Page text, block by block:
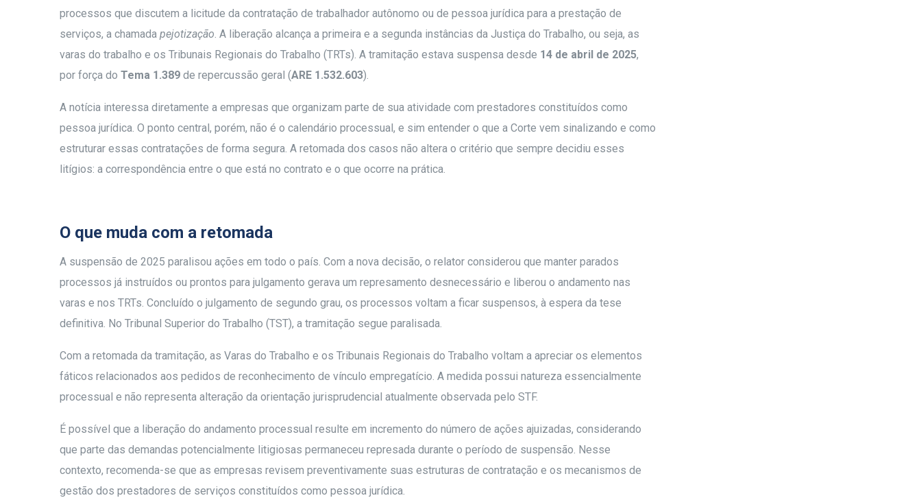
processos que discutem a licitude da contratação de trabalhador autônomo ou de pessoa jurídica para a prestação de
serviços, a chamada pejotização . A liberação alcança a primeira e a segunda instâncias da Justiça do Trabalho, ou seja, as
varas do trabalho e os Tribunais Regionais do Trabalho (TRTs). A tramitação estava suspensa desde 14 de abril de 2025,
por força do Tema 1.389 de repercussão geral (ARE 1.532.603).
A notícia interessa diretamente a empresas que organizam parte de sua atividade com prestadores constituídos como
pessoa jurídica. O ponto central, porém, não é o calendário processual, e sim entender o que a Corte vem sinalizando e como
estruturar essas contratações de forma segura. A retomada dos casos não altera o critério que sempre decidiu esses
litígios: a correspondência entre o que está no contrato e o que ocorre na prática.
O que muda com a retomada
A suspensão de 2025 paralisou ações em todo o país. Com a nova decisão, o relator considerou que manter parados
processos já instruídos ou prontos para julgamento gerava um represamento desnecessário e liberou o andamento nas
varas e nos TRTs. Concluído o julgamento de segundo grau, os processos voltam a ficar suspensos, à espera da tese
definitiva. No Tribunal Superior do Trabalho (TST), a tramitação segue paralisada.
Com a retomada da tramitação, as Varas do Trabalho e os Tribunais Regionais do Trabalho voltam a apreciar os elementos
fáticos relacionados aos pedidos de reconhecimento de vínculo empregatício. A medida possui natureza essencialmente
processual e não representa alteração da orientação jurisprudencial atualmente observada pelo STF.
É possível que a liberação do andamento processual resulte em incremento do número de ações ajuizadas, considerando
que parte das demandas potencialmente litigiosas permaneceu represada durante o período de suspensão. Nesse
contexto, recomenda-se que as empresas revisem preventivamente suas estruturas de contratação e os mecanismos de
gestão dos prestadores de serviços constituídos como pessoa jurídica.